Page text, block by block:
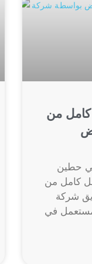
من
حطين
كامل من
شركة
مستعمل في